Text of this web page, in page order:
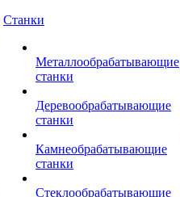
Станки
Металлообрабатывающие
станки
Деревообрабатывающие
станки
Камнеобрабатывающие
станки
Стеклообрабатывающие